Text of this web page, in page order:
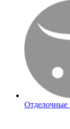
Отделочные